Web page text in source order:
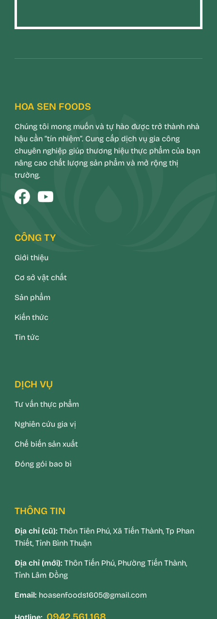
HOA SEN FOODS
Chúng tôi mong muốn và tự hào được trở thành nhà
hậu cần “tín nhiệm”. Cung cấp dịch vụ gia công
chuyên nghiệp giúp thương hiệu thực phẩm của bạn
nâng cao chất lượng sản phẩm và mở rộng thị
trường.
CÔNG TY
Giới thiệu
Cơ sở vật chất
Sản phẩm
Kiến thức
Tin tức
DỊCH VỤ
Tư vấn thực phẩm
Nghiên cứu gia vị
Chế biến sản xuất
Đóng gói bao bì
THÔNG TIN
Địa chỉ (cũ): Thôn Tiên Phú, Xã Tiến Thành, Tp Phan
Thiết, Tỉnh Bình Thuận
Địa chỉ (mới): Thôn Tiến Phú, Phường Tiến Thành,
Tỉnh Lâm Đồng
Email: hoasenfoods1605@gmail.com
0942.561.168